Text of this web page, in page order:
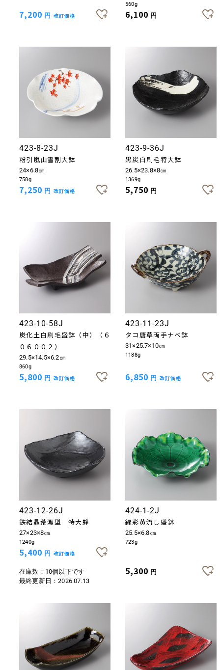
7,200 円 改訂価格
560g
6,100 円
423-8-23J
粉引嵐山雪割大鉢
24×6.8㎝
758g
7,250 円 改訂価格
423-9-36J
黒炭白刷毛特大鉢
26.5×23.8×8㎝
1369g
5,750 円
423-10-58J
炭化土白刷毛盛鉢（中）（６
０６００２）
29.5×14.5×6.2㎝
860g
5,800 円 改訂価格
423-11-23J
タコ唐草両手ナベ鉢
31×25.7×10㎝
1188g
6,850 円 改訂価格
423-12-26J
鉄結晶荒瀬型 特大蜂
27×23×8㎝
1240g
5,400 円 改訂価格
在庫数：10個以下です
最終更新日：2026.07.13
424-1-2J
緑彩黄流し盛鉢
25.5×6.8㎝
723g
5,300 円